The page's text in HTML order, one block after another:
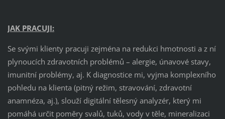
JAK PRACUJI:
Se svými klienty pracuji zejména na redukci hmotnosti a z ní
plynoucích zdravotních problémů – alergie, únavové stavy,
imunitní problémy, aj. K diagnostice mi, vyjma komplexního
pohledu na klienta (pitný režim, stravování, zdravotní
anamnéza, aj.), slouží digitální tělesný analyzér, který mi
pomáhá určit poměry svalů, tuků, vody v těle, mineralizaci